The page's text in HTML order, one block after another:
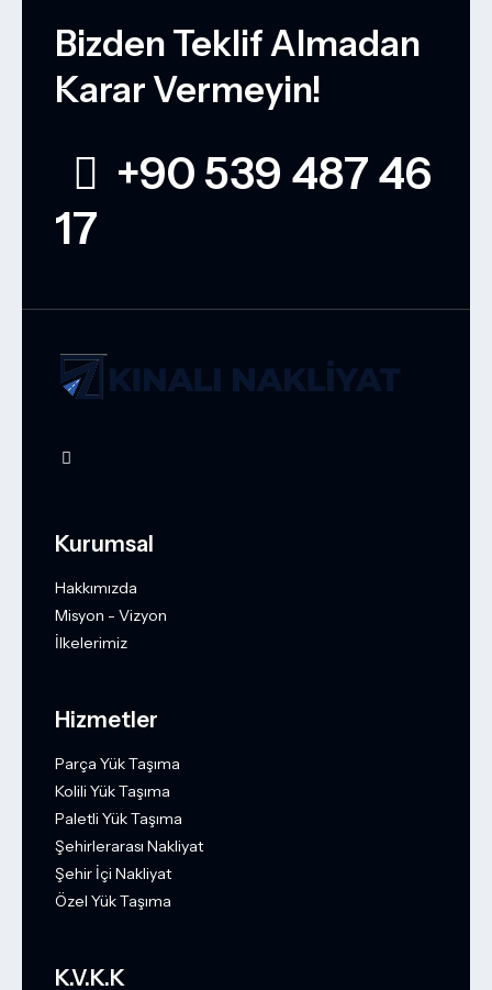
Bizden Teklif Almadan
Karar Vermeyin!
+90 539 487 46
17
Kurumsal
Hakkımızda
Misyon - Vizyon
İlkelerimiz
Hizmetler
Parça Yük Taşıma
Kolili Yük Taşıma
Paletli Yük Taşıma
Şehirlerarası Nakliyat
Şehir İçi Nakliyat
Özel Yük Taşıma
K.V.K.K